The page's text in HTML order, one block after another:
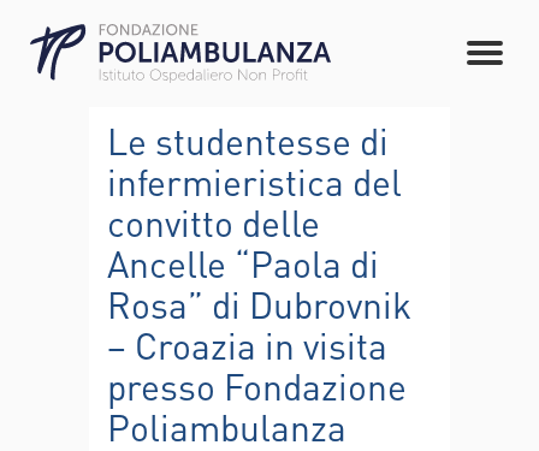
Le studentesse di
infermieristica del
convitto delle
Ancelle “Paola di
Rosa” di Dubrovnik
– Croazia in visita
presso Fondazione
Poliambulanza